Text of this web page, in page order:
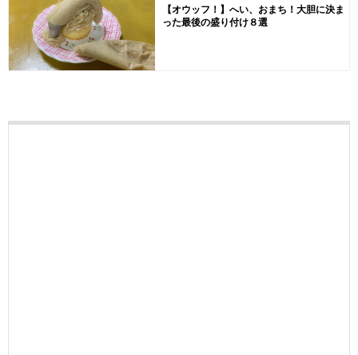
【オウッフ！】へい、おまち！大胆に決ま
った最後の盛り付け８選